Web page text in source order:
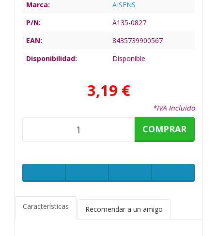
Marca:
AISENS
P/N:
A135-0827
EAN:
8435739900567
Disponibilidad:
Disponible
3,19 €
*IVA Incluido
COMPRAR
Características Recomendar a un amigo